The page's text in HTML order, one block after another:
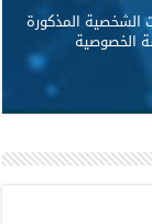
الشخصية المذكورة
الخصوصية